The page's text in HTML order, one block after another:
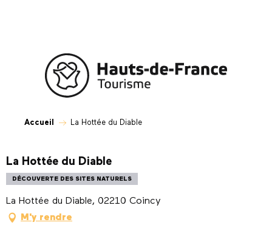
Accueil La Hottée du Diable
La Hottée du Diable
DÉCOUVERTE DES SITES NATURELS
La Hottée du Diable, 02210 Coincy
M'y rendre